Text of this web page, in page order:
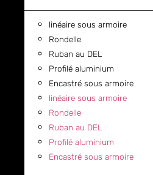
linéaire sous armoire
Rondelle
Ruban au DEL
Profilé aluminium
Encastré sous armoire
linéaire sous armoire
Rondelle
Ruban au DEL
Profilé aluminium
Encastré sous armoire